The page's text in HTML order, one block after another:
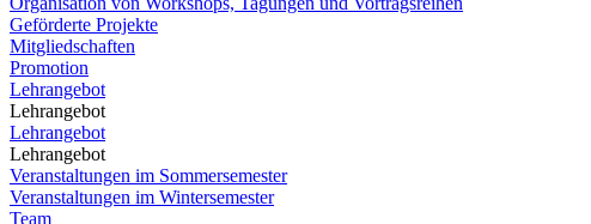
Geförderte Projekte
Mitgliedschaften
Promotion
Lehrangebot
Lehrangebot
Lehrangebot
Lehrangebot
Veranstaltungen im Sommersemester
Veranstaltungen im Wintersemester
Team